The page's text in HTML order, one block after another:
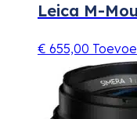
Leica M-
€ 655,00